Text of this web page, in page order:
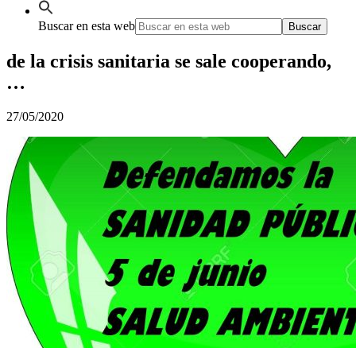
Buscar en esta web
de la crisis sanitaria se sale cooperando,
…
27/05/2020